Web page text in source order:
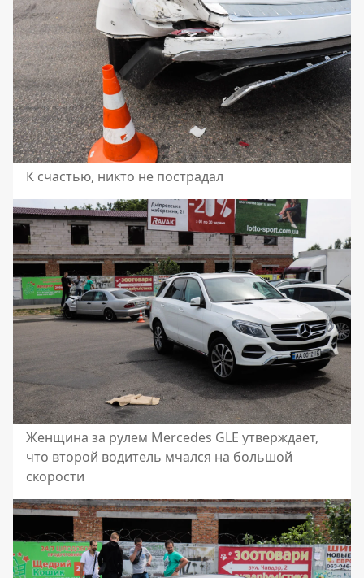
К счастью, никто не пострадал
Женщина за рулем Mercedes GLE утверждает,
что второй водитель мчался на большой
скорости